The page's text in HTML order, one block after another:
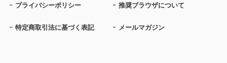
プライバシーポリシー 推奨ブラウザについて
特定商取引法に基づく表記 メールマガジン